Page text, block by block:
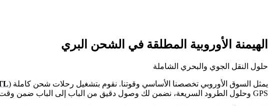
الهيمنة الأوروبية المطلقة في الشحن البري
حلول النقل الجوي والبحري الشاملة
يمثل السوق الأوروبي تخصصنا الأساسي وقوتنا. نقوم بتشغيل رحلات شحن كاملة (
GPS وحلول الطرود السريعة، نضمن لك وصول دقيق من الباب إلى الباب ضمن وقت عبور صارم.